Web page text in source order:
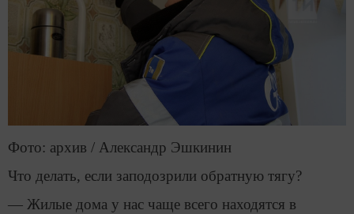
Фото: архив / Александр Эшкинин
Что делать, если заподозрили обратную тягу?
— Жилые дома у нас чаще всего находятся в